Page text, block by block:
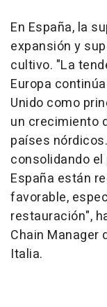
En España, la
expansión y
cultivo. "La
Europa
Unido como
un crecimiento
países
consolidando
España están
favorable,
restauración",
Chain Manager
Italia.